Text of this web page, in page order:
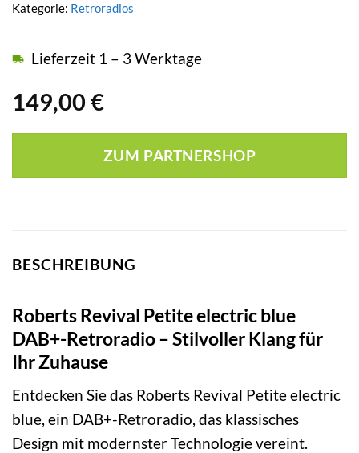
149,00 €
Lieferzeit 1 – 3 Werktage
ZUM PARTNERSHOP
Kategorie: Retroradios
BESCHREIBUNG
Roberts Revival Petite electric blue
DAB+-Retroradio – Stilvoller Klang für
Ihr Zuhause
Entdecken Sie das Roberts Revival Petite electric
blue, ein DAB+-Retroradio, das klassisches
Design mit modernster Technologie vereint.